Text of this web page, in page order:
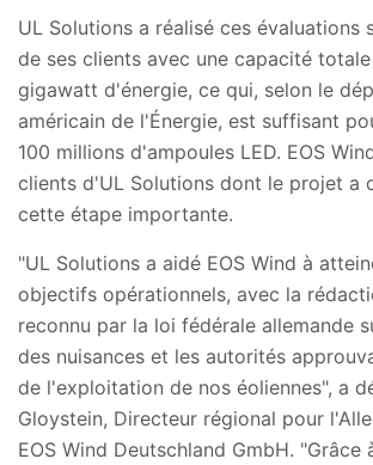
UL Solutions a réalisé ces évaluations
de ses clients avec une capacité
gigawatt d'énergie, ce qui, selon le
américain de l'Énergie, est suffisant
100 millions d'ampoules LED. EOS
clients d'UL Solutions dont le projet a
cette étape importante.
"UL Solutions a aidé EOS Wind à
objectifs opérationnels, avec la
reconnu par la loi fédérale allemande
des nuisances et les autorités
de l'exploitation de nos éoliennes", a
Gloystein, Directeur régional pour
EOS Wind Deutschland GmbH. "Grâce